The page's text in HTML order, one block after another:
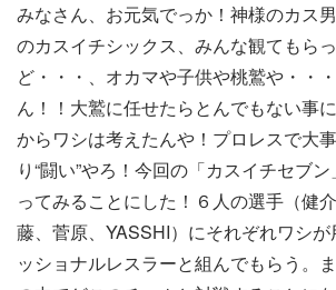
みなさん、お元気でっか！神様のカス
のカスイチシックス、みんな観てもら
ど・・・、オカマや子供や桃鷲や・・
ん！！大鷲に任せたらとんでもない事
からワシは考えたんや！プロレスで大
り“闘い”やろ！今回の「カスイチセブ
ってみることにした！６人の選手（健
藤、菅原、YASSHI）にそれぞれワシ
ッショナルレスラーと組んでもらう。